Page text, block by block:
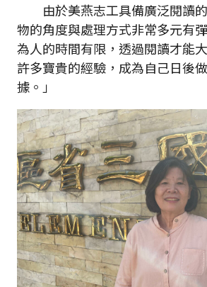
由於美燕志工具備廣泛閱讀的
物的角度與處理方式非常多元有
為人的時間有限，透過閱讀才能
許多寶貴的經驗，成為自己日後
據。」